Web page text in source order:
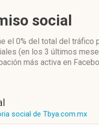
social
el 0% del total del tráfico
(en los 3 últimos
más activa en
social de Tbya.com.mx